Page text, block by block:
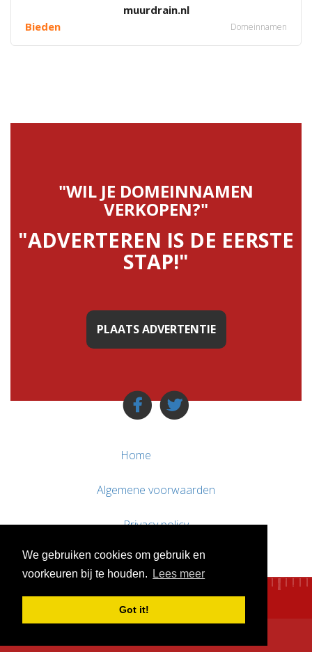
We gebruiken cookies om gebruik en
voorkeuren bij te houden.
Lees meer
Got it!
muurdrain.nl
Bieden
Domeinnamen
"WIL JE DOMEINNAMEN
VERKOPEN?"
"ADVERTEREN IS DE EERSTE
STAP!"
PLAATS ADVERTENTIE
Home
Algemene voorwaarden
Privacy policy
Contact / Support